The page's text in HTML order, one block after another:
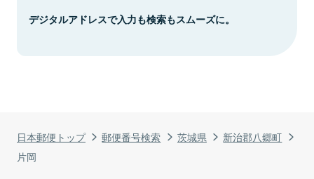
日本郵便トップ 郵便番号検索 茨城県
新治郡八郷町
片岡
デジタルアドレスで入力も検索もスムーズに。